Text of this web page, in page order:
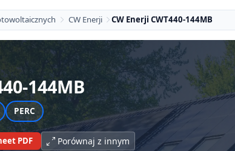
CW Enerji CW Enerji CWT440-144MB
144MB
PERC
PDF Porównaj z innym